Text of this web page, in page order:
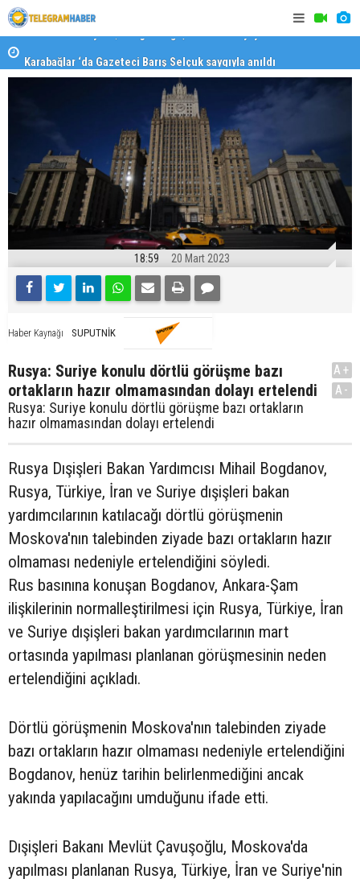
18:59 20 Mart 2023
Haber Kaynağı SUPUTNİK
Rusya: Suriye konulu dörtlü görüşme bazı
ortakların hazır olmamasından dolayı ertelendi
Rusya: Suriye konulu dörtlü görüşme bazı ortakların
hazır olmamasından dolayı ertelendi
A+
A-
Rusya Dışişleri Bakan Yardımcısı Mihail Bogdanov,
Rusya, Türkiye, İran ve Suriye dışişleri bakan
yardımcılarının katılacağı dörtlü görüşmenin
Moskova'nın talebinden ziyade bazı ortakların hazır
olmaması nedeniyle ertelendiğini söyledi.
Rus basınına konuşan Bogdanov, Ankara-Şam
ilişkilerinin normalleştirilmesi için Rusya, Türkiye, İran
ve Suriye dışişleri bakan yardımcılarının mart
ortasında yapılması planlanan görüşmesinin neden
ertelendiğini açıkladı.
Dörtlü görüşmenin Moskova'nın talebinden ziyade
bazı ortakların hazır olmaması nedeniyle ertelendiğini
Bogdanov, henüz tarihin belirlenmediğini ancak
yakında yapılacağını umduğunu ifade etti.
Dışişleri Bakanı Mevlüt Çavuşoğlu, Moskova'da
yapılması planlanan Rusya, Türkiye, İran ve Suriye'nin